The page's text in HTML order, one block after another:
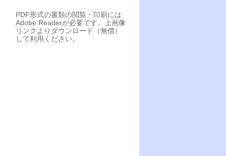
PDF形式の書類の閲覧・印刷には
Adobe Readerが必要です。上画像
リンクよりダウンロード（無償）
して利用ください。